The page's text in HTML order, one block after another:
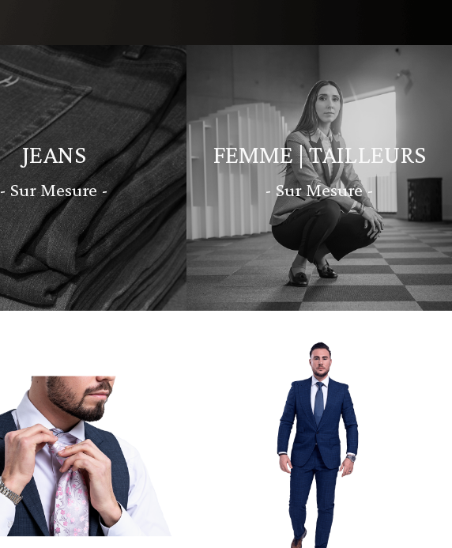
JEANS
- Sur Mesure -
FEMME | TAILLEURS
- Sur Mesure -